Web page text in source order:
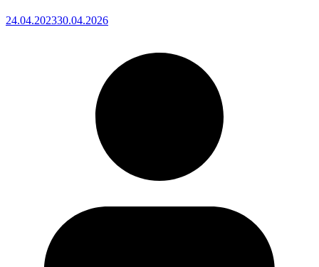
24.04.202330.04.2026